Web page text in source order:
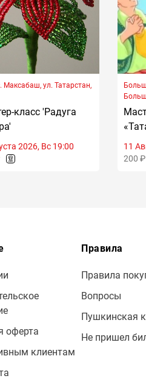
Максабаш, ул. Татарстан,
класс 'Радуга
2026, Вс 19:00
двлд. 2
11
200 ₽
оферта
клиентам
Правила
Правила
Вопросы
Пушкинская
Не пришел